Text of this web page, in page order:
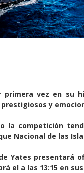
primera vez en su
y
la competición
Nacional de las
de Yates
el a las 13:15 en